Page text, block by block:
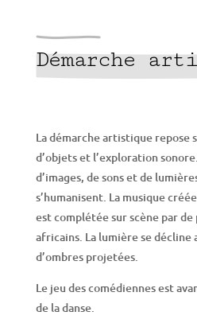
Démarche
La démarche artistique repose
d’objets et l’exploration
d’images, de sons et de
s’humanisent. La musique
est complétée sur scène par
africains. La lumière se décline
d’ombres projetées.
Le jeu des comédiennes est
de la danse.